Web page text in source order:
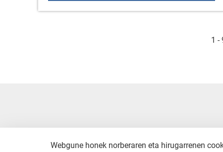
1 -
Webgune honek norberaren eta hirugarrenen